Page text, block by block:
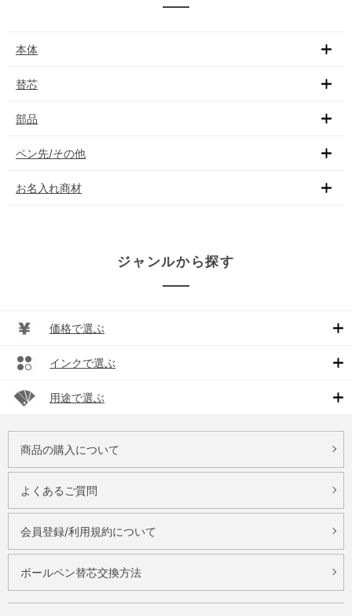
本体
替芯
部品
ペン先/その他
お名入れ商材
ジャンルから探す
価格で選ぶ
インクで選ぶ
用途で選ぶ
商品の購入について
よくあるご質問
会員登録/利用規約について
ボールペン替芯交換方法